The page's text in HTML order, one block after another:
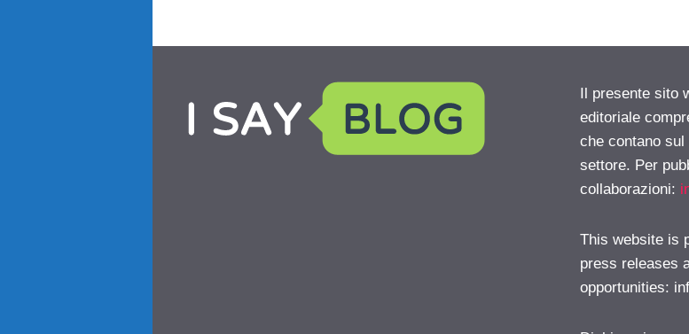
Il presente
editoriale
che contano sul
settore. Per
collaborazioni:
This website is
press releases
opportunities: